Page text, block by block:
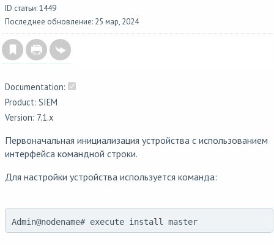
ID статьи: 1449
Последнее обновление: 25 мар, 2024
Documentation:
Product: SIEM
Version: 7.1.x
Первоначальная инициализация устройства с использованием
интерфейса командной строки.
Для настройки устройства используется команда:
Admin@nodename# execute install master